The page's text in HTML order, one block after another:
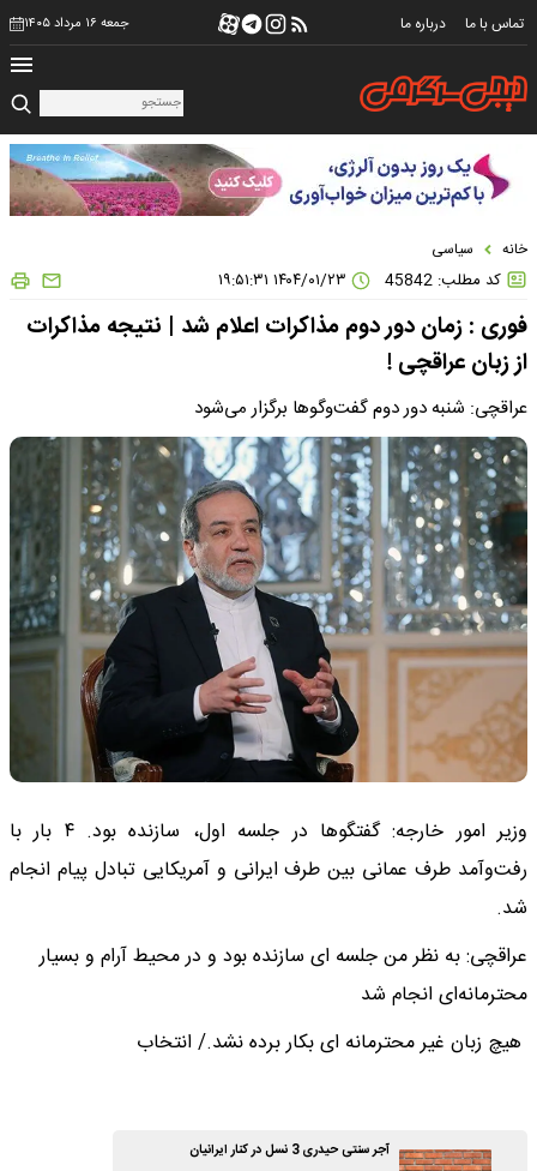
تماس با ما درباره ما جمعه ۱۶ مرداد ۱۴۰۵
خانه سیاسی
کد مطلب: 45842
فوری : زمان دور دوم مذاکرات اعلام شد | نتیجه مذاکرات
از زبان عراقچی !
عراقچی: شنبه دور دوم گفت‌وگوها برگزار می‌شود
وزیر امور خارجه: گفتگوها در جلسه اول، سازنده بود. ۴ بار با
رفت‌وآمد طرف عمانی بین طرف ایرانی و آمریکایی تبادل پیام انجام
شد.
عراقچی: به نظر من جلسه ای سازنده بود و در محیط آرام و بسیار
محترمانه‌ای انجام شد
هیچ زبان غیر محترمانه ای بکار برده نشد‌./ انتخاب
آجر سنتی حیدری 3 نسل در کنار ایرانیان